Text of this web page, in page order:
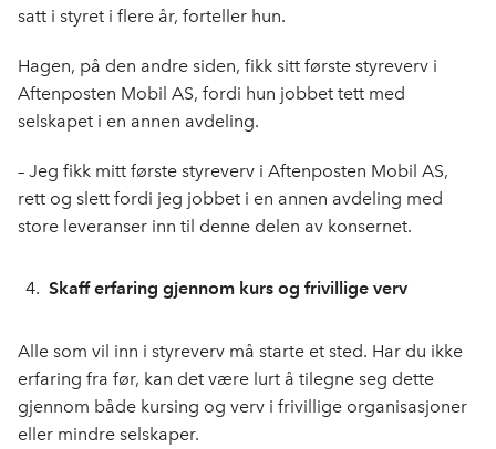
satt i styret i flere år, forteller hun.
Hagen, på den andre siden, fikk sitt første styreverv i
Aftenposten Mobil AS, fordi hun jobbet tett med
selskapet i en annen avdeling.
– Jeg fikk mitt første styreverv i Aftenposten Mobil AS,
rett og slett fordi jeg jobbet i en annen avdeling med
store leveranser inn til denne delen av konsernet.
Skaff erfaring gjennom kurs og frivillige verv
Alle som vil inn i styreverv må starte et sted. Har du ikke
erfaring fra før, kan det være lurt å tilegne seg dette
gjennom både kursing og verv i frivillige organisasjoner
eller mindre selskaper.